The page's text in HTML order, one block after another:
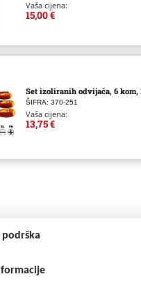
Vaša cijena:
15,00 €
Set izoliranih odvijača, 6 kom,
ŠIFRA: 370-251
Vaša cijena:
13,75 €
podrška